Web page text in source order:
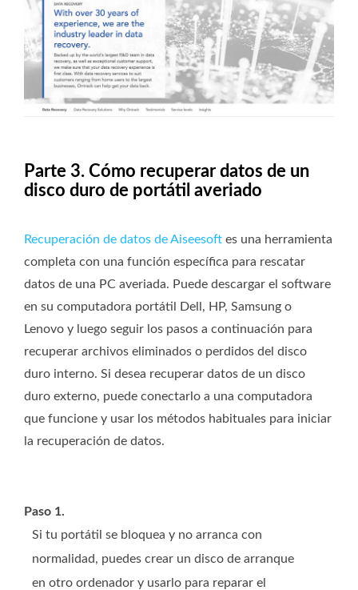
Parte 3. Cómo recuperar datos de un
disco duro de portátil averiado
Recuperación de datos de Aiseesoft es una herramienta
completa con una función específica para rescatar
datos de una PC averiada. Puede descargar el software
en su computadora portátil Dell, HP, Samsung o
Lenovo y luego seguir los pasos a continuación para
recuperar archivos eliminados o perdidos del disco
duro interno. Si desea recuperar datos de un disco
duro externo, puede conectarlo a una computadora
que funcione y usar los métodos habituales para iniciar
la recuperación de datos.
Paso 1.
Si tu portátil se bloquea y no arranca con
normalidad, puedes crear un disco de arranque
en otro ordenador y usarlo para reparar el